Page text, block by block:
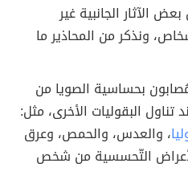
الآثار الجانبية غير
ونذكر من المحاذير ما
بحساسية الصويا من
البقوليات الأخرى، مثل:
، والعدس، والحمص، وعرق
التّحسسية من شخص